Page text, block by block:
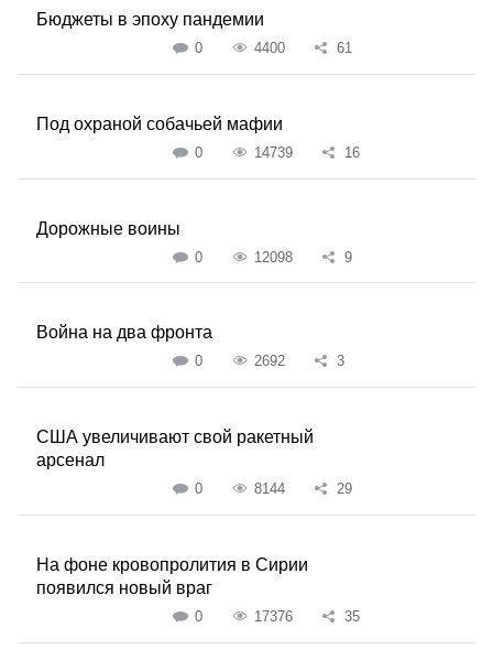
Бюджеты в эпоху пандемии
0 4400 61
Под охраной собачьей мафии
0 14739 16
Дорожные воины
0 12098 9
Война на два фронта
0 2692 3
США увеличивают свой ракетный
арсенал
0 8144 29
На фоне кровопролития в Сирии
появился новый враг
0 17376 35